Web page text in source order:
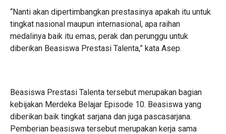
“Nanti akan dipertimbangkan prestasinya apakah itu untuk
tingkat nasional maupun internasional, apa raihan
medalinya baik itu emas, perak dan perunggu untuk
diberikan Beasiswa Prestasi Talenta,” kata Asep.
Beasiswa Prestasi Talenta tersebut merupakan bagian
kebijakan Merdeka Belajar Episode 10. Beasiswa yang
diberikan baik tingkat sarjana dan juga pascasarjana.
Pemberian beasiswa tersebut merupakan kerja sama